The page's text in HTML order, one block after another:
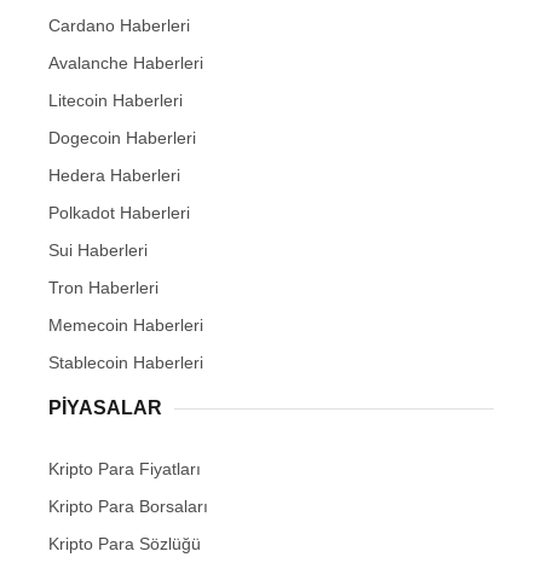
Cardano Haberleri
Avalanche Haberleri
Litecoin Haberleri
Dogecoin Haberleri
Hedera Haberleri
Polkadot Haberleri
Sui Haberleri
Tron Haberleri
Memecoin Haberleri
Stablecoin Haberleri
PIYASALAR
Kripto Para Fiyatları
Kripto Para Borsaları
Kripto Para Sözlüğü